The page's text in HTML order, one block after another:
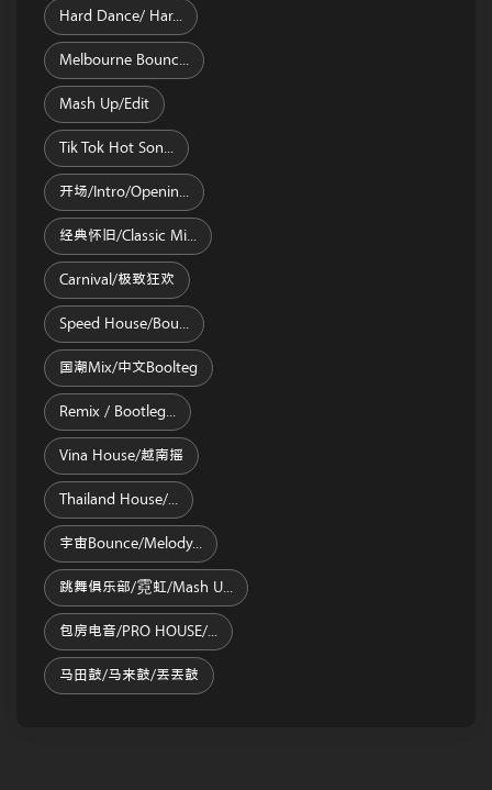
Hard Dance/ Har...
Melbourne Bounc...
Mash Up/Edit
Tik Tok Hot Son...
开场/Intro/Openin...
经典怀旧/Classic Mi...
Carnival/极致狂欢
Speed House/Bou...
国潮Mix/中文Boolteg
Remix / Bootleg...
Vina House/越南摇
Thailand House/...
宇宙Bounce/melody...
跳舞俱乐部/霓虹/Mash U...
包房电音/PRO HOUSE/...
马田鼓/马来鼓/丢丢鼓